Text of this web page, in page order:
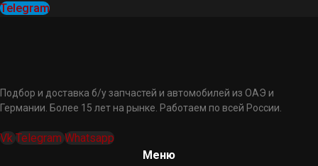
Telegram
Подбор и доставка б/у запчастей и автомобилей из ОАЭ и
Германии. Более 15 лет на рынке. Работаем по всей России.
Vk Telegram Whatsapp
Меню